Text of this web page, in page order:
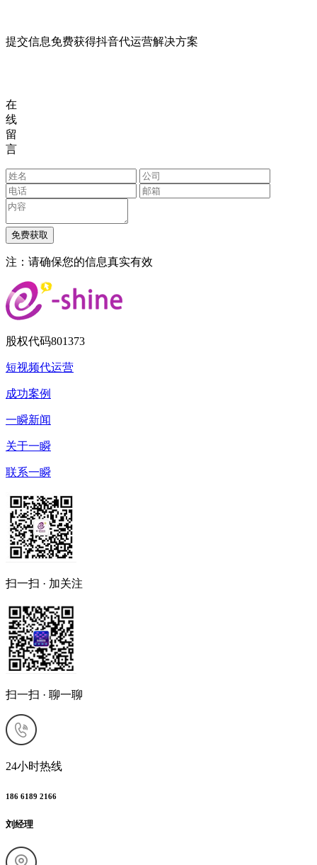
提交信息免费获得抖音代运营解决方案
在
线
留
言
注：请确保您的信息真实有效
股权代码801373
短视频代运营
成功案例
一瞬新闻
关于一瞬
联系一瞬
扫一扫 · 加关注
扫一扫 · 聊一聊
24小时热线
186 6189 2166
刘经理